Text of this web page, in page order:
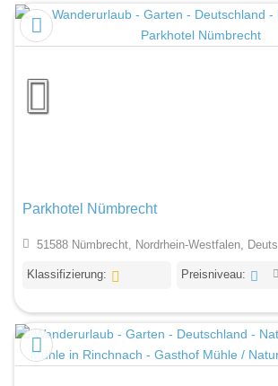
Parkhotel Nümbrecht
51588 Nümbrecht, Nordrhein-Westfalen,
Klassifizierung: Preisniveau: